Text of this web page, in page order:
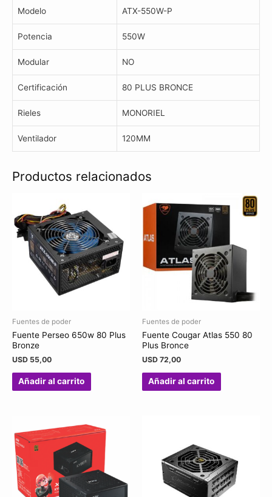
Modelo ATX-550W-P
Potencia 550W
Modular NO
Certificación 80 PLUS BRONCE
Rieles MONORIEL
Ventilador 120MM
Productos relacionados
Fuentes de poder
Fuente Perseo 650w 80 Plus
Bronze
USD 55,00
Añadir al carrito
Fuentes de poder
Fuente Cougar Atlas 550 80
Plus Bronce
USD 72,00
Añadir al carrito